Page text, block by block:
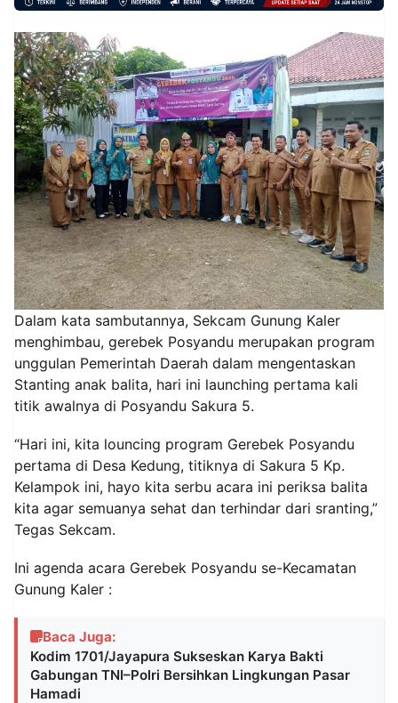
Dalam kata sambutannya, Sekcam Gunung Kaler
menghimbau, gerebek Posyandu merupakan program
unggulan Pemerintah Daerah dalam mengentaskan
Stanting anak balita, hari ini launching pertama kali
titik awalnya di Posyandu Sakura 5.
“Hari ini, kita louncing program Gerebek Posyandu
pertama di Desa Kedung, titiknya di Sakura 5 Kp.
Kelampok ini, hayo kita serbu acara ini periksa balita
kita agar semuanya sehat dan terhindar dari sranting,”
Tegas Sekcam.
Ini agenda acara Gerebek Posyandu se-Kecamatan
Gunung Kaler :
Baca Juga:
Kodim 1701/Jayapura Sukseskan Karya Bakti
Gabungan TNI–Polri Bersihkan Lingkungan Pasar
Hamadi